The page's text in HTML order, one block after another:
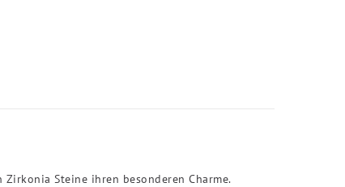
Steine ihren besonderen Charme.